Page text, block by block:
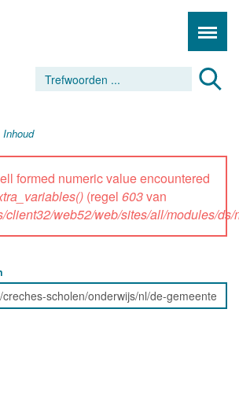
Inhoud
formed numeric value encountered
(regel 603van
client32/web52/web/sites/all/modules/